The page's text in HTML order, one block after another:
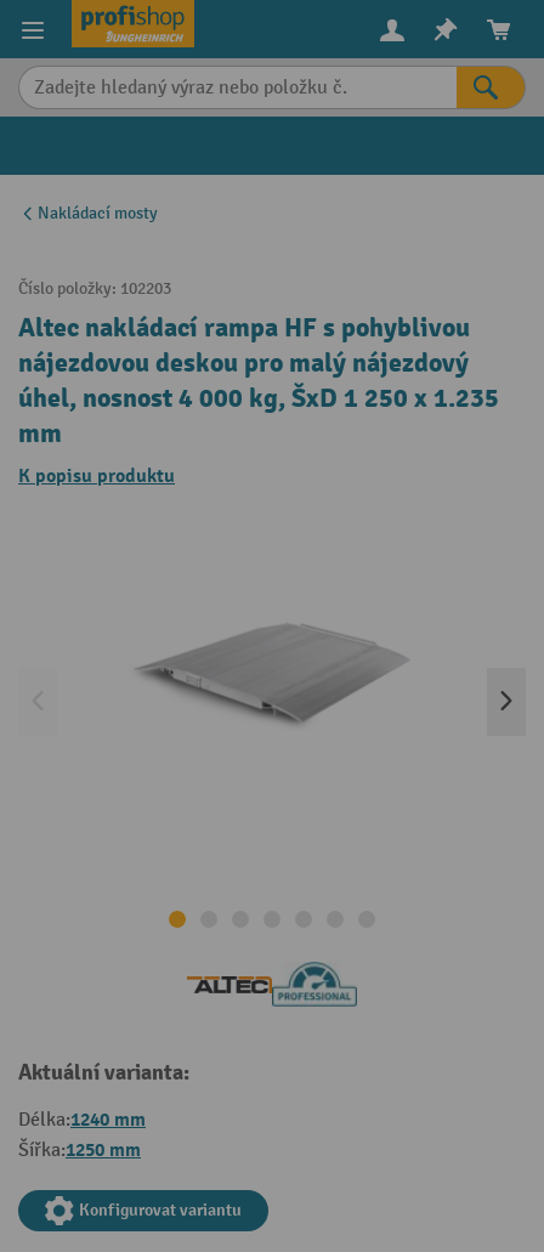
content
Nakládací mosty
Číslo položky: 102203
Altec nakládací rampa HF s pohyblivou
nájezdovou deskou pro malý nájezdový
úhel, nosnost 4 000 kg, ŠxD 1 250 x 1.235
mm
K popisu produktu
Aktuální varianta:
Délka:1240 mm
Šířka:1250 mm
Konfigurovat variantu